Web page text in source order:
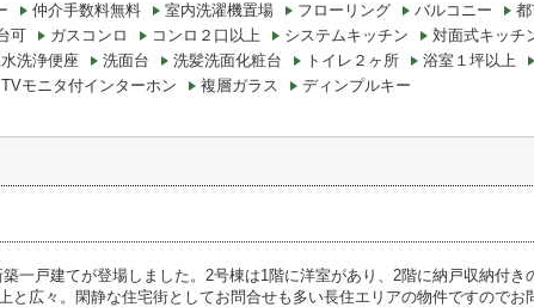
仲介手数料無料 室内洗濯機置場 フローリング バルコニー
可 ガスコンロ コンロ２口以上 システムキッチン 対面式キッチ
洗浄便座 洗面台 洗髪洗面化粧台 トイレ２ヶ所 浴室１坪以上
TVモニタ付インターホン 複層ガラス ディンプルキー
一戸建てが登場しました。2号棟は1階に洋室があり、2階に納戸収納付き
と広々。閑静な住宅街としてお問合せも多い長住エリアの物件ですのでお